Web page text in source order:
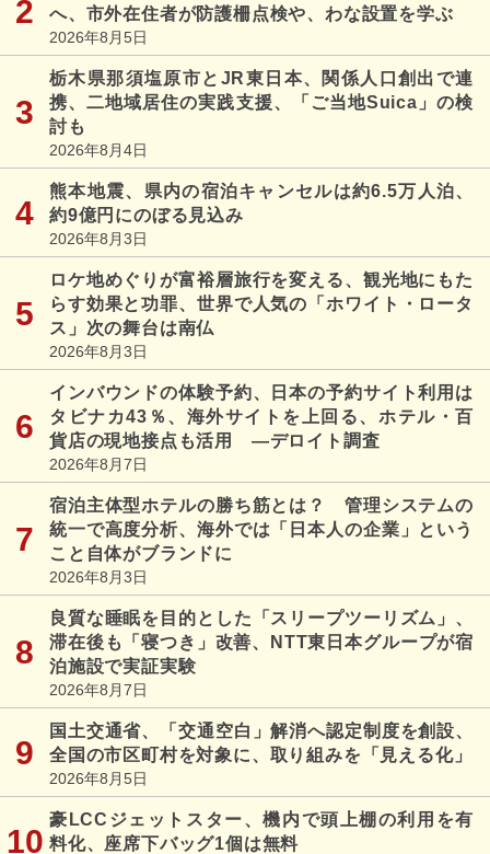
へ、市外在住者が防護柵点検や、わな設置を学ぶ
2026年8月5日
栃木県那須塩原市とJR東日本、関係人口創出で連
携、二地域居住の実践支援、「ご当地Suica」の検
討も
2026年8月4日
熊本地震、県内の宿泊キャンセルは約6.5万人泊、
約9億円にのぼる見込み
2026年8月3日
ロケ地めぐりが富裕層旅行を変える、観光地にもた
らす効果と功罪、世界で人気の「ホワイト・ロータ
ス」次の舞台は南仏
2026年8月3日
インバウンドの体験予約、日本の予約サイト利用は
タビナカ43％、海外サイトを上回る、ホテル・百
貨店の現地接点も活用 ―デロイト調査
2026年8月7日
宿泊主体型ホテルの勝ち筋とは？ 管理システムの
統一で高度分析、海外では「日本人の企業」という
こと自体がブランドに
2026年8月3日
良質な睡眠を目的とした「スリープツーリズム」、
滞在後も「寝つき」改善、NTT東日本グループが宿
泊施設で実証実験
2026年8月7日
国土交通省、「交通空白」解消へ認定制度を創設、
全国の市区町村を対象に、取り組みを「見える化」
2026年8月5日
豪LCCジェットスター、機内で頭上棚の利用を有
料化、座席下バッグ1個は無料